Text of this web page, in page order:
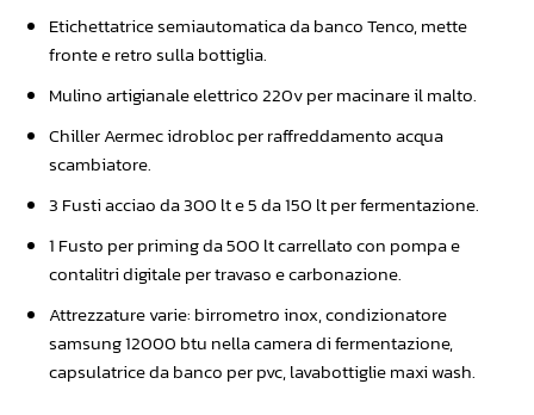
Etichettatrice semiautomatica da banco Tenco, mette
fronte e retro sulla bottiglia.
Mulino artigianale elettrico 220v per macinare il malto.
Chiller Aermec idrobloc per raffreddamento acqua
scambiatore.
3 Fusti acciao da 300 lt e 5 da 150 lt per fermentazione.
1 Fusto per priming da 500 lt carrellato con pompa e
contalitri digitale per travaso e carbonazione.
Attrezzature varie: birrometro inox, condizionatore
samsung 12000 btu nella camera di fermentazione,
capsulatrice da banco per pvc, lavabottiglie maxi wash.